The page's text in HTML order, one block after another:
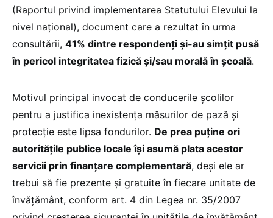
(Raportul privind implementarea Statutului Elevului la
nivel național), document care a rezultat în urma
consultării, 41% dintre respondenți și-au simțit pusă
în pericol integritatea fizică și/sau morală în școală.
Motivul principal invocat de conducerile școlilor
pentru a justifica inexistența măsurilor de pază și
protecție este lipsa fondurilor. De prea puține ori
autoritățile publice locale își asumă plata acestor
servicii prin finanțare complementară, deși ele ar
trebui să fie prezente și gratuite în fiecare unitate de
învățământ, conform art. 4 din Legea nr. 35/2007